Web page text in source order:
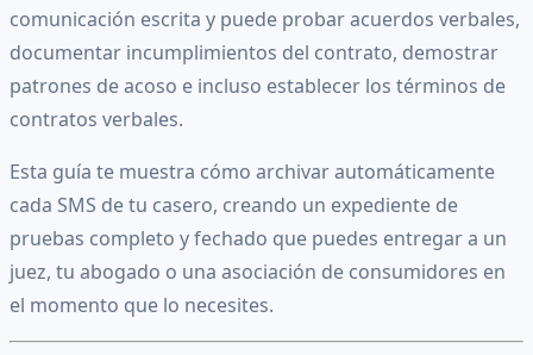
comunicación escrita y puede probar acuerdos verbales,
documentar incumplimientos del contrato, demostrar
patrones de acoso e incluso establecer los términos de
contratos verbales.
Esta guía te muestra cómo archivar automáticamente
cada SMS de tu casero, creando un expediente de
pruebas completo y fechado que puedes entregar a un
juez, tu abogado o una asociación de consumidores en
el momento que lo necesites.